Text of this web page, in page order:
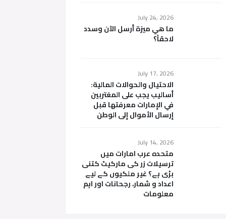
July 24, 2026
ما هي ميزة أرسل الآن وسدد
لاحقاً؟
July 17, 2026
الاحتيال والحوالات المالية:
أساليب يجب على المغتربين
في الإمارات معرفتها قبل
إرسال الأموال إلى الوطن
July 14, 2026
متحدہ عرب امارات میں
ترسیلات زر کی مارکیٹ کتنی
بڑی ہے؟ غیر ملکیوں کے لیے
اعداد و شمار، رجحانات اور اہم
معلومات